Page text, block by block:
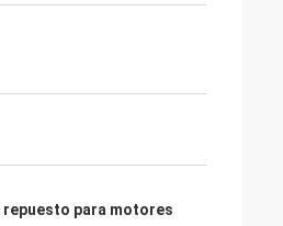
repuesto para motores